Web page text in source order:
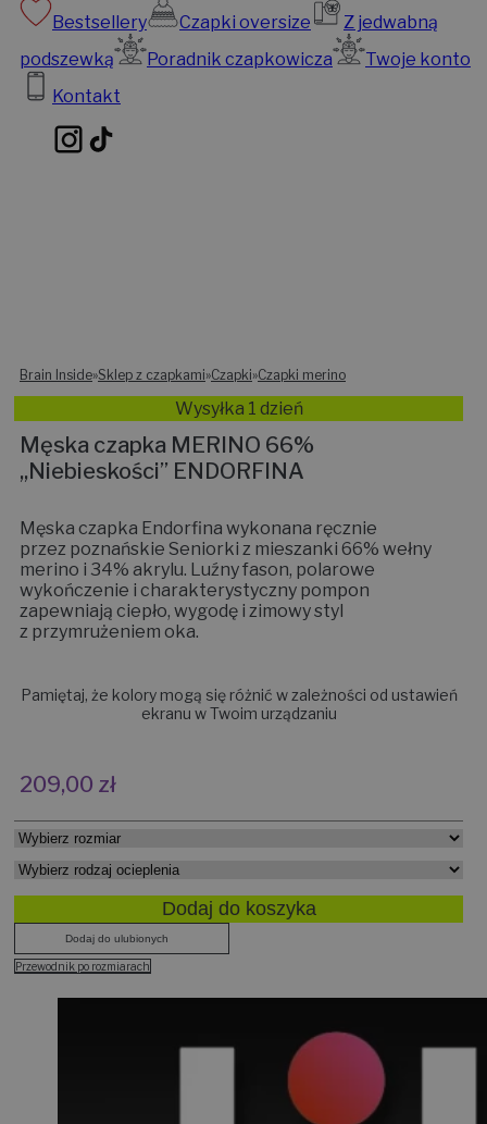
Bestsellery Czapki oversize
Z jedwabną
podszewką
Poradnik czapkowicza
Twoje konto
Kontakt
Brain Inside»Sklep z czapkami»Czapki»Czapki merino
Wysyłka 1 dzień
Męska czapka MERINO 66%
,,Niebieskości” ENDORFINA
Męska czapka Endorfina wykonana ręcznie
przez poznańskie Seniorki z mieszanki 66% wełny
merino i 34% akrylu. Luźny fason, polarowe
wykończenie i charakterystyczny pompon
zapewniają ciepło, wygodę i zimowy styl
z przymrużeniem oka.
Pamiętaj, że kolory mogą się różnić w zależności od ustawień
ekranu w Twoim urządzaniu
209,00 zł
Dodaj do koszyka
Dodaj do ulubionych
Przewodnik po rozmiarach